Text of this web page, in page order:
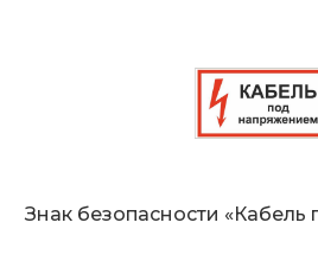
Знак безопасности